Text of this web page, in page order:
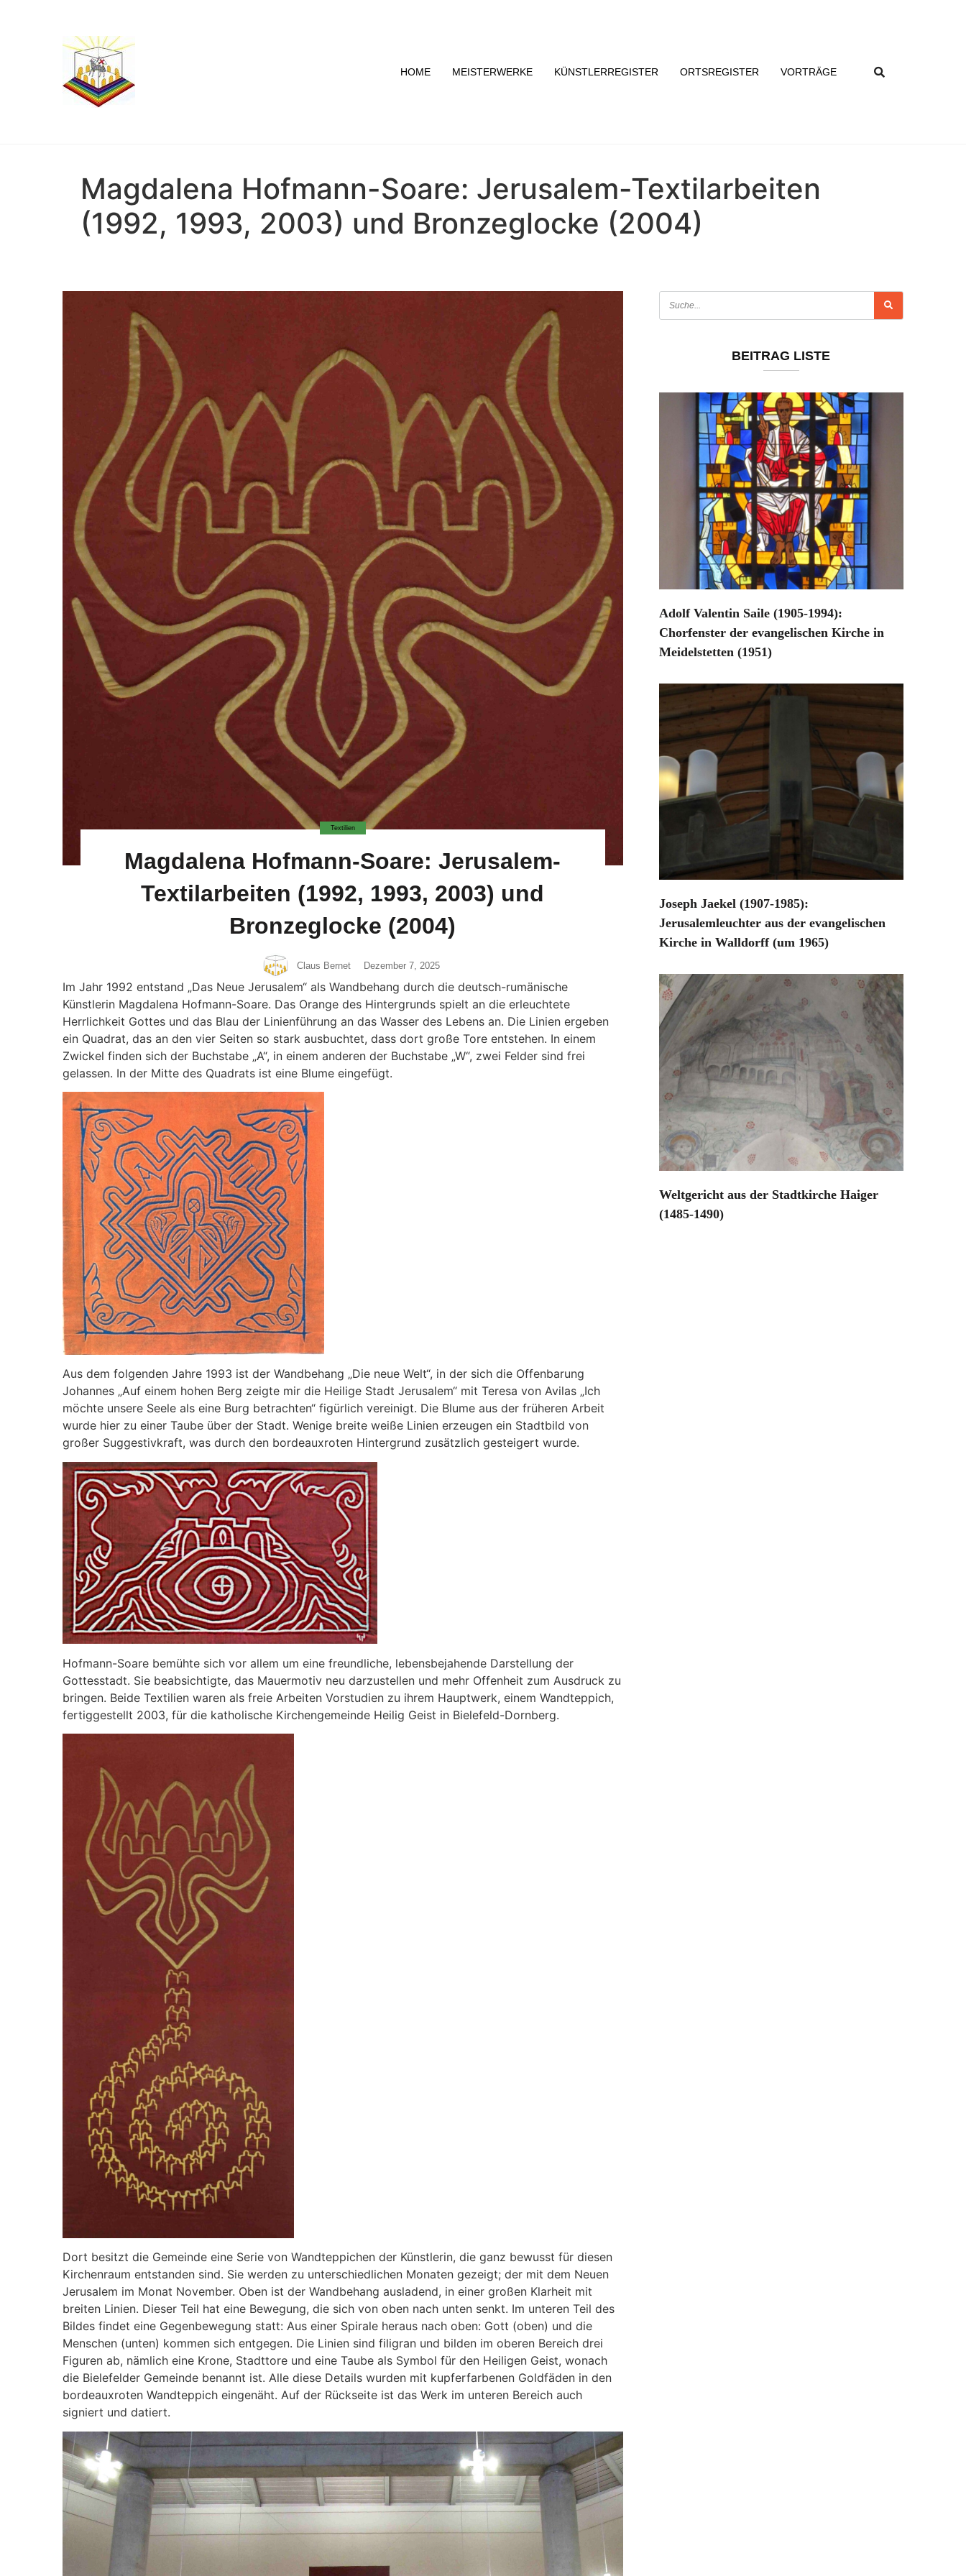
HOME MEISTERWERKE KÜNSTLERREGISTER ORTSREGISTER VORTRÄGE
Magdalena Hofmann-Soare: Jerusalem-Textilarbeiten
(1992, 1993, 2003) und Bronzeglocke (2004)
Textilien
Magdalena Hofmann-Soare: Jerusalem-
Textilarbeiten (1992, 1993, 2003) und
Bronzeglocke (2004)
Claus Bernet Dezember 7, 2025
Im Jahr 1992 entstand „Das Neue Jerusalem“ als Wandbehang durch die deutsch-rumänische
Künstlerin Magdalena Hofmann-Soare. Das Orange des Hintergrunds spielt an die erleuchtete
Herrlichkeit Gottes und das Blau der Linienführung an das Wasser des Lebens an. Die Linien ergeben
ein Quadrat, das an den vier Seiten so stark ausbuchtet, dass dort große Tore entstehen. In einem
Zwickel finden sich der Buchstabe „A“, in einem anderen der Buchstabe „W“, zwei Felder sind frei
gelassen. In der Mitte des Quadrats ist eine Blume eingefügt.
Aus dem folgenden Jahre 1993 ist der Wandbehang „Die neue Welt“, in der sich die Offenbarung
Johannes „Auf einem hohen Berg zeigte mir die Heilige Stadt Jerusalem“ mit Teresa von Avilas „Ich
möchte unsere Seele als eine Burg betrachten“ figürlich vereinigt. Die Blume aus der früheren Arbeit
wurde hier zu einer Taube über der Stadt. Wenige breite weiße Linien erzeugen ein Stadtbild von
großer Suggestivkraft, was durch den bordeauxroten Hintergrund zusätzlich gesteigert wurde.
Hofmann-Soare bemühte sich vor allem um eine freundliche, lebensbejahende Darstellung der
Gottesstadt. Sie beabsichtigte, das Mauermotiv neu darzustellen und mehr Offenheit zum Ausdruck zu
bringen. Beide Textilien waren als freie Arbeiten Vorstudien zu ihrem Hauptwerk, einem Wandteppich,
fertiggestellt 2003, für die katholische Kirchengemeinde Heilig Geist in Bielefeld-Dornberg.
Dort besitzt die Gemeinde eine Serie von Wandteppichen der Künstlerin, die ganz bewusst für diesen
Kirchenraum entstanden sind. Sie werden zu unterschiedlichen Monaten gezeigt; der mit dem Neuen
Jerusalem im Monat November. Oben ist der Wandbehang ausladend, in einer großen Klarheit mit
breiten Linien. Dieser Teil hat eine Bewegung, die sich von oben nach unten senkt. Im unteren Teil des
Bildes findet eine Gegenbewegung statt: Aus einer Spirale heraus nach oben: Gott (oben) und die
Menschen (unten) kommen sich entgegen. Die Linien sind filigran und bilden im oberen Bereich drei
Figuren ab, nämlich eine Krone, Stadttore und eine Taube als Symbol für den Heiligen Geist, wonach
die Bielefelder Gemeinde benannt ist. Alle diese Details wurden mit kupferfarbenen Goldfäden in den
bordeauxroten Wandteppich eingenäht. Auf der Rückseite ist das Werk im unteren Bereich auch
signiert und datiert.
BEITRAG LISTE
Adolf Valentin Saile (1905-1994):
Chorfenster der evangelischen Kirche in
Meidelstetten (1951)
Joseph Jaekel (1907-1985):
Jerusalemleuchter aus der evangelischen
Kirche in Walldorff (um 1965)
Weltgericht aus der Stadtkirche Haiger
(1485-1490)